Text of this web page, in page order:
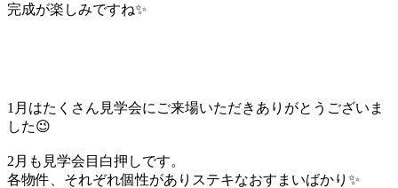
完成が楽しみですね✨
1月はたくさん見学会にご来場いただきありがとうございま
した😉
2月も見学会目白押しです。
各物件、それぞれ個性がありステキなおすまいばかり✨